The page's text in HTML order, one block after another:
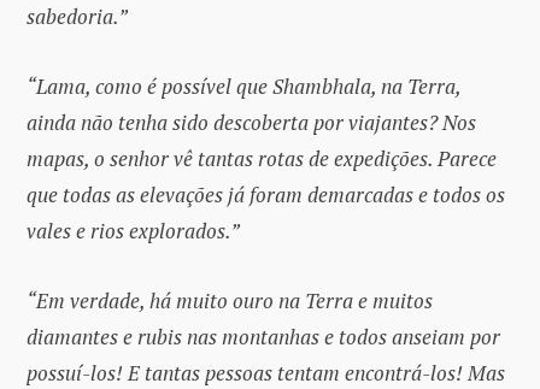
sabedoria.”
“Lama, como é possível que Shambhala, na Terra,
ainda não tenha sido descoberta por viajantes? Nos
mapas, o senhor vê tantas rotas de expedições. Parece
que todas as elevações já foram demarcadas e todos os
vales e rios explorados.”
“Em verdade, há muito ouro na Terra e muitos
diamantes e rubis nas montanhas e todos anseiam por
possuí-los! E tantas pessoas tentam encontrá-los! Mas